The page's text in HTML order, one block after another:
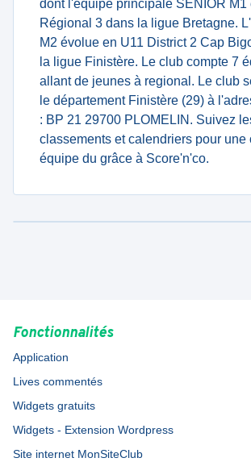
dont l'équipe principale SENIOR M1
Régional 3 dans la ligue Bretagne.
M2 évolue en U11 District 2 Cap
la ligue Finistère. Le club compte 7
allant de jeunes à regional. Le club
le département Finistère (29) à
: BP 21 29700 PLOMELIN. Suivez
classements et calendriers pour une
équipe du grâce à Score'n'co.
Fonctionnalités
Application
Lives commentés
Widgets gratuits
Widgets - Extension Wordpress
Site internet MonSiteClub